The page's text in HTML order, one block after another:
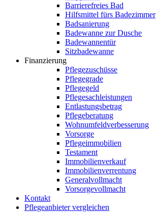
Barrierefreies Bad
Hilfsmittel fürs Badezimmer
Badsanierung
Badewanne zur Dusche
Badewannentür
Sitzbadewanne
Finanzierung
Pflegezuschüsse
Pflegegrade
Pflegegeld
Pflegesachleistungen
Entlastungsbetrag
Pflegeberatung
Wohnumfeldverbesserung
Vorsorge
Pflegeimmobilien
Testament
Immobilienverkauf
Immobilienverrentung
Generalvollmacht
Vorsorgevollmacht
Kontakt
Pflegeanbieter vergleichen